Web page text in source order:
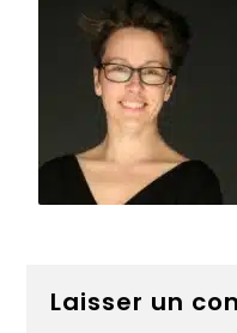
Laisser un